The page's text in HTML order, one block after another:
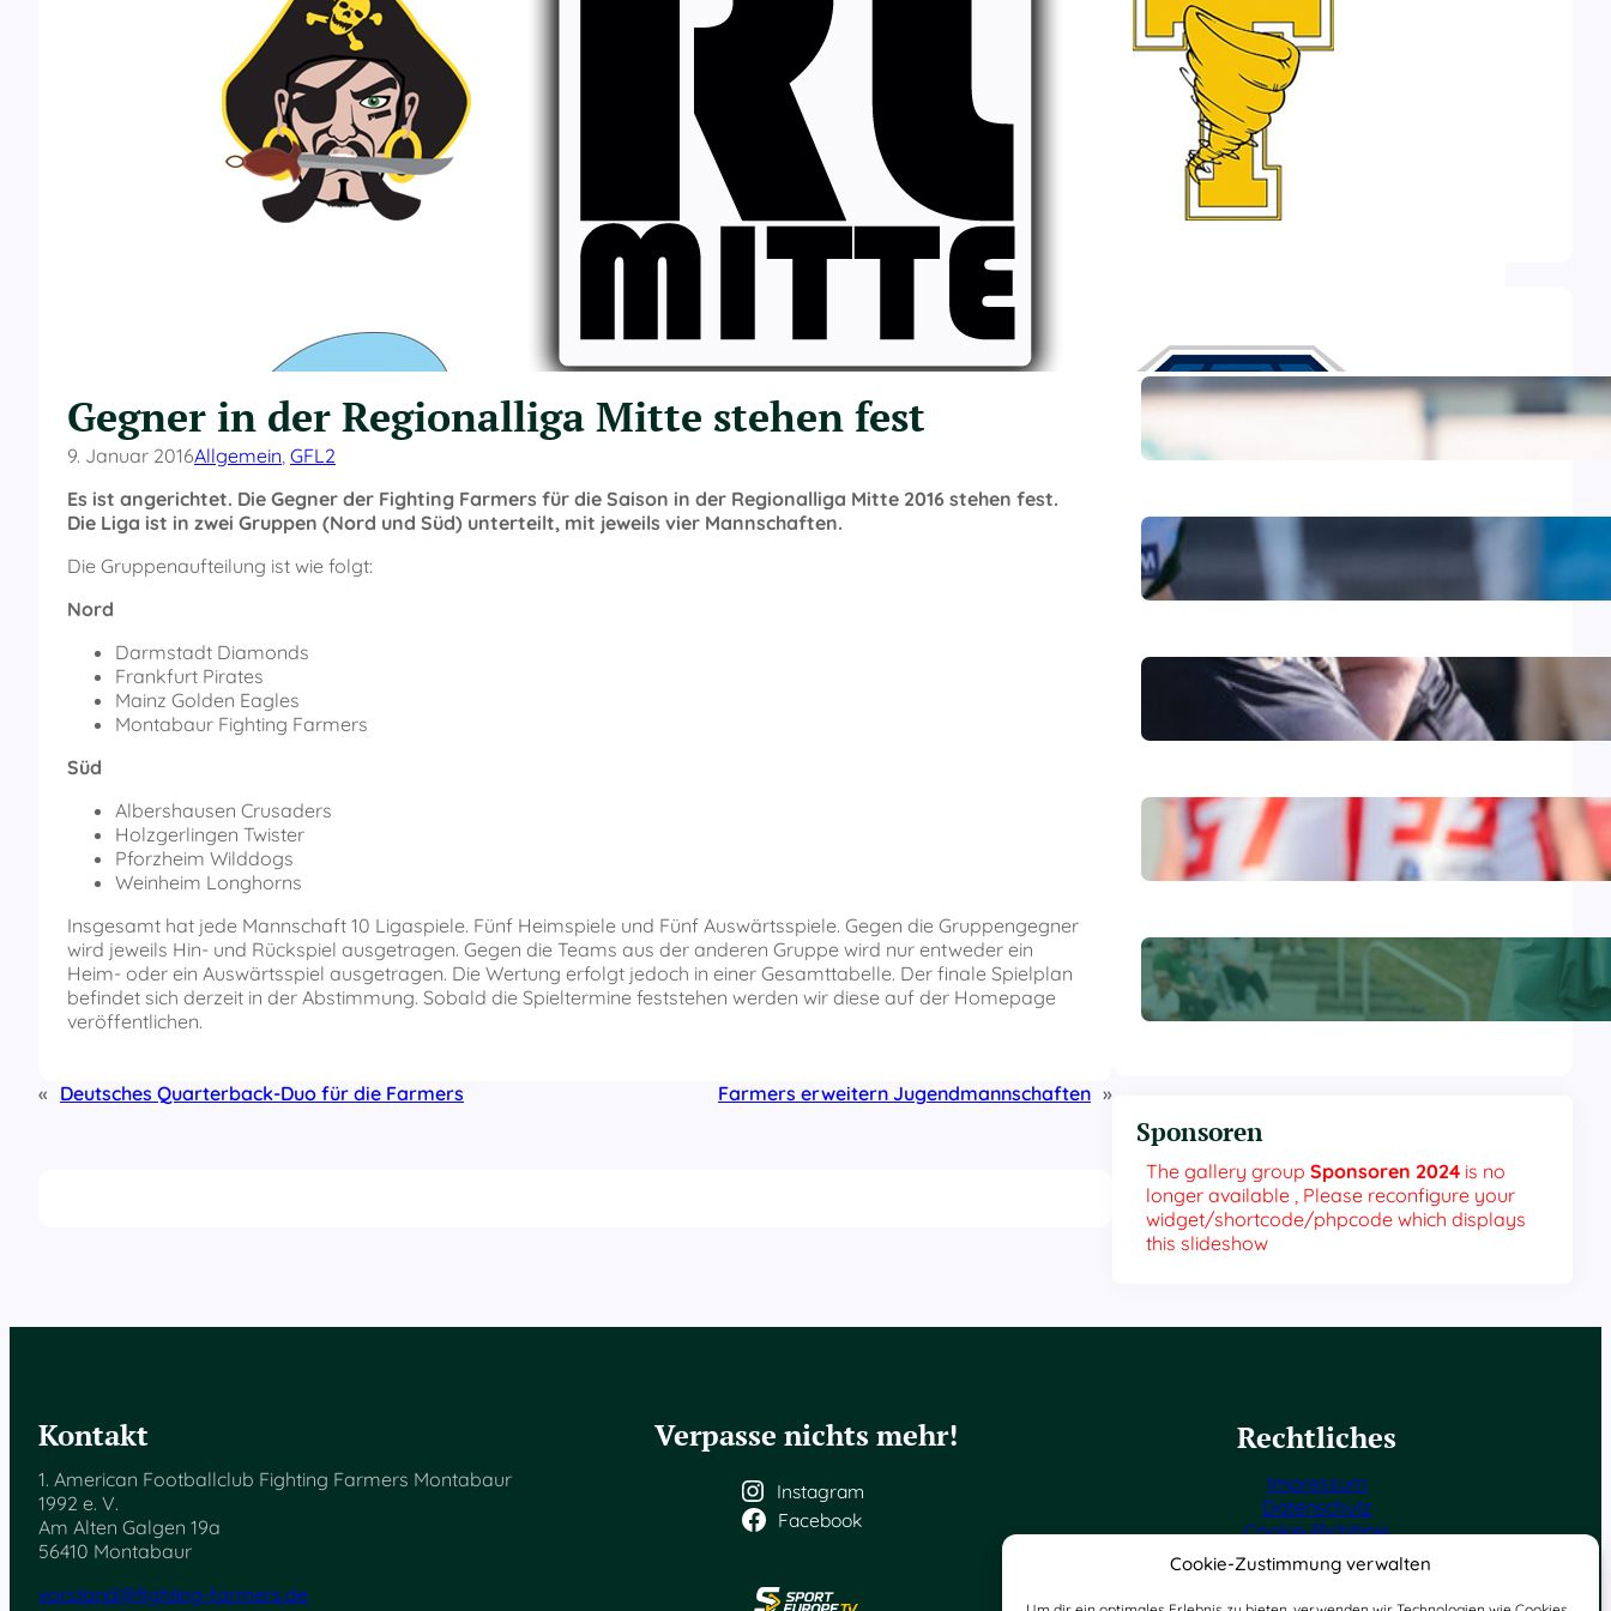
Cookie-Zustimmung verwalten
Gegner in der Regionalliga Mitte stehen fest
9. Januar 2016Allgemein, GFL2
Es ist angerichtet. Die Gegner der Fighting Farmers für die Saison in der Regionalliga Mitte 2016 stehen fest.
Die Liga ist in zwei Gruppen (Nord und Süd) unterteilt, mit jeweils vier Mannschaften.
Die Gruppenaufteilung ist wie folgt:
Nord
Darmstadt Diamonds
Frankfurt Pirates
Mainz Golden Eagles
Montabaur Fighting Farmers
Süd
Albershausen Crusaders
Holzgerlingen Twister
Pforzheim Wilddogs
Weinheim Longhorns
Insgesamt hat jede Mannschaft 10 Ligaspiele. Fünf Heimspiele und Fünf Auswärtsspiele. Gegen die Gruppengegner
wird jeweils Hin- und Rückspiel ausgetragen. Gegen die Teams aus der anderen Gruppe wird nur entweder ein
Heim- oder ein Auswärtsspiel ausgetragen. Die Wertung erfolgt jedoch in einer Gesamttabelle. Der finale Spielplan
befindet sich derzeit in der Abstimmung. Sobald die Spieltermine feststehen werden wir diese auf der Homepage
veröffentlichen.
« Deutsches Quarterback-Duo für die Farmers Farmers erweitern Jugendmannschaften »
Categories
Allgemein
(35)
(22)
GFL2(234)
Juniors(62)
Featured Post
Letzter Auftritt vor heimischer
Kulisse: Farmers empfangen
Starke Reaktion in Gießen:
Farmers beenden Negativserie
mit 42:13-Sieg
Raus aus der Negativserie:
Farmers reisen
zum Rivalenduell nach Gießen
Starker Beginn, bitteres Ende:
Farmers unterliegen Augsburg
mit 20:28
Touchdown für die Zukunft: Die
Fighting Farmers
Spendenaktion!
Sponsoren
The gallery group Sponsoren 2024 is no
longer available , Please reconfigure your
widget/shortcode/phpcode which displays
this slideshow
Kontakt
1. American Footballclub Fighting Farmers Montabaur
1992 e. V.
Am Alten Galgen 19a
56410 Montabaur
vorstand@fighting-farmers.de
Verpasse nichts mehr!
Instagram
Facebook
Rechtliches
Impressum
Datenschutz
Cookie-Richtlinie